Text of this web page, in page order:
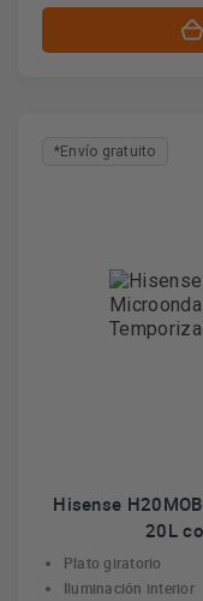
*Envío gratuito
Hisense
20L
Plato giratorio
Iluminación interior